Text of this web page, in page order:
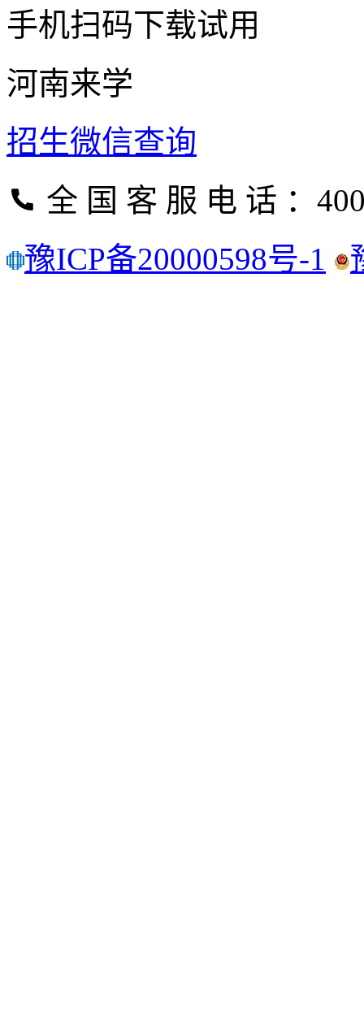
手机扫码下载试用
河南来学
招生微信查询
全 国 客 服 电 话 ：
豫ICP备20000598号-1